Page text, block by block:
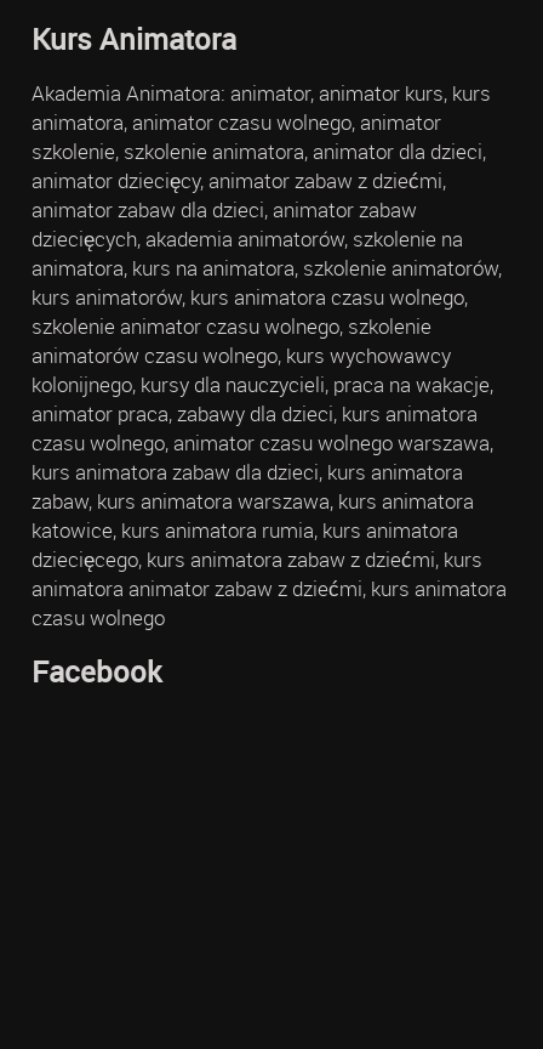
Kurs Animatora
Akademia Animatora: animator, animator kurs, kurs
animatora, animator czasu wolnego, animator
szkolenie, szkolenie animatora, animator dla dzieci,
animator dziecięcy, animator zabaw z dziećmi,
animator zabaw dla dzieci, animator zabaw
dziecięcych, akademia animatorów, szkolenie na
animatora, kurs na animatora, szkolenie animatorów,
kurs animatorów, kurs animatora czasu wolnego,
szkolenie animator czasu wolnego, szkolenie
animatorów czasu wolnego, kurs wychowawcy
kolonijnego, kursy dla nauczycieli, praca na wakacje,
animator praca, zabawy dla dzieci, kurs animatora
czasu wolnego, animator czasu wolnego warszawa,
kurs animatora zabaw dla dzieci, kurs animatora
zabaw, kurs animatora warszawa, kurs animatora
katowice, kurs animatora rumia, kurs animatora
dziecięcego, kurs animatora zabaw z dziećmi, kurs
animatora animator zabaw z dziećmi, kurs animatora
czasu wolnego
Facebook